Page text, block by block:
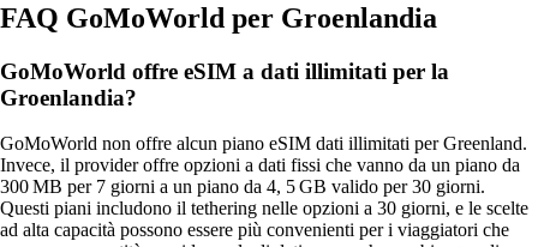
FAQ GoMoWorld per Groenlandia
GoMoWorld offre eSIM a dati illimitati per la
Groenlandia?
GoMoWorld non offre alcun piano eSIM dati illimitati per Greenland.
Invece, il provider offre opzioni a dati fissi che vanno da un piano da
300 MB per 7 giorni a un piano da 4, 5 GB valido per 30 giorni.
Questi piani includono il tethering nelle opzioni a 30 giorni, e le scelte
ad alta capacità possono essere più convenienti per i viaggiatori che